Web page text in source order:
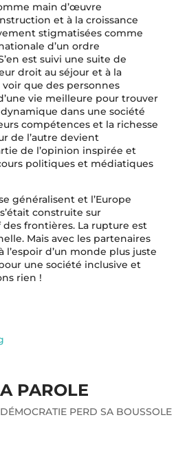
main d’œuvre
et à la croissance
stigmatisées comme
d’un ordre
est suivi une suite de
droit au séjour et à la
que des personnes
vie meilleure pour trouver
dans une société
compétences et la richesse
de l’autre devient
de l’opinion inspirée et
politiques et médiatiques
généralisent et l’Europe
construite sur
frontières. La rupture est
Mais avec les partenaires
d’un monde plus juste
une société inclusive et
rien !
PAROLE
PERD SA BOUSSOLE